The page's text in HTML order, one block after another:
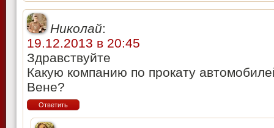
Николай:
19.12.2013 в 20:45
Здравствуйте
Какую компанию по прокату
Вене?
Ответить